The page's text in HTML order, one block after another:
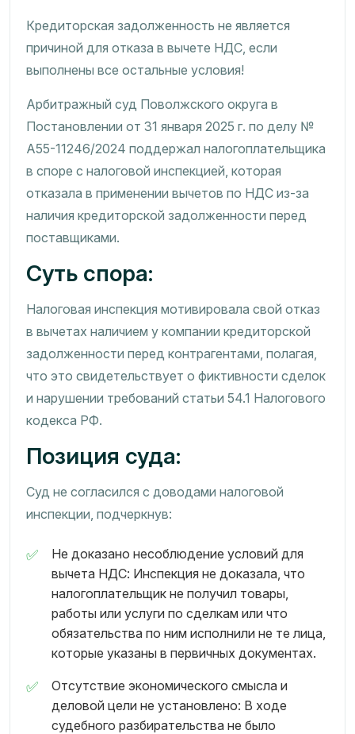
Кредиторская задолженность не является
причиной для отказа в вычете НДС, если
выполнены все остальные условия!
Арбитражный суд Поволжского округа в
Постановлении от 31 января 2025 г. по делу №
А55-11246/2024 поддержал налогоплательщика
в споре с налоговой инспекцией, которая
отказала в применении вычетов по НДС из-за
наличия кредиторской задолженности перед
поставщиками.
Суть спора:
Налоговая инспекция мотивировала свой отказ
в вычетах наличием у компании кредиторской
задолженности перед контрагентами, полагая,
что это свидетельствует о фиктивности сделок
и нарушении требований статьи 54.1 Налогового
кодекса РФ.
Позиция суда:
Суд не согласился с доводами налоговой
инспекции, подчеркнув:
Не доказано несоблюдение условий для
вычета НДС: Инспекция не доказала, что
налогоплательщик не получил товары,
работы или услуги по сделкам или что
обязательства по ним исполнили не те лица,
которые указаны в первичных документах.
Отсутствие экономического смысла и
деловой цели не установлено: В ходе
судебного разбирательства не было